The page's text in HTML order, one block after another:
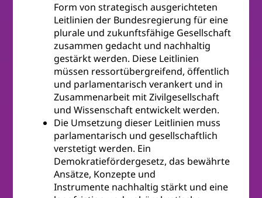
Form von strategisch ausgerichteten
Leitlinien der Bundesregierung für eine
plurale und zukunftsfähige Gesellschaft
zusammen gedacht und nachhaltig
gestärkt werden. Diese Leitlinien
müssen ressortübergreifend, öffentlich
und parlamentarisch verankert und in
Zusammenarbeit mit Zivilgesellschaft
und Wissenschaft entwickelt werden.
Die Umsetzung dieser Leitlinien muss
parlamentarisch und gesellschaftlich
verstetigt werden. Ein
Demokratiefördergesetz, das bewährte
Ansätze, Konzepte und
Instrumente nachhaltig stärkt und eine